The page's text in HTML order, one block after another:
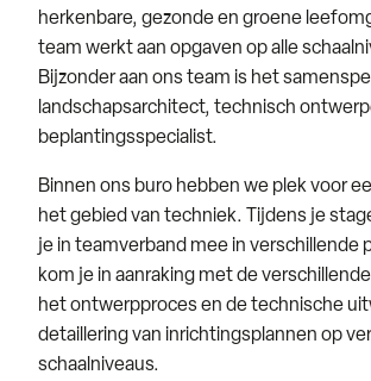
herkenbare, gezonde en groene
team werkt aan opgaven op alle
Bijzonder aan ons team is het
landschapsarchitect, technisch
beplantingsspecialist.
Binnen ons buro hebben we plek voor
het gebied van techniek. Tijdens je
je in teamverband mee in verschillende
kom je in aanraking met de
het ontwerpproces en de technische
detaillering van inrichtingsplannen op
schaalniveaus.